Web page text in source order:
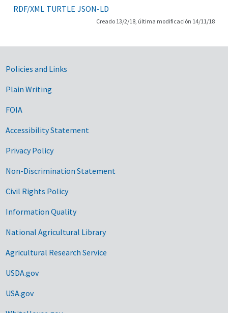
RDF/XML TURTLE JSON-LD
Creado 13/2/18, última modificación 14/11/18
Government Links
Policies and Links
Plain Writing
FOIA
Accessibility Statement
Privacy Policy
Non-Discrimination Statement
Civil Rights Policy
Information Quality
National Agricultural Library
Agricultural Research Service
USDA.gov
USA.gov